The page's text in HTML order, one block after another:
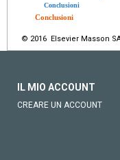
Conclusioni
Conclusioni
© 2016 Elsevier Masson
IL MIO ACCOUNT
CREARE UN ACCOUNT